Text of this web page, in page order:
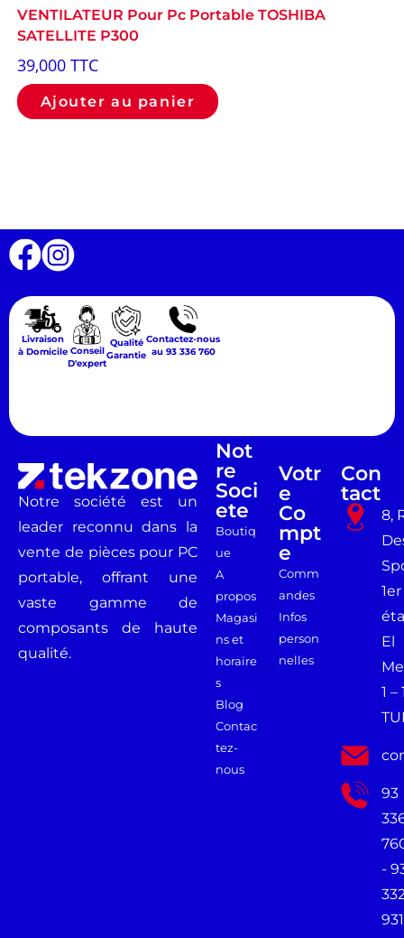
VENTILATEUR Pour Pc Portable TOSHIBA
SATELLITE P300
39,000 TTC
Ajouter au panier
Livraison
à Domicile Conseil
D'expert
Qualité
Garantie
Contactez-nous
au 93 336 760
Notre société est un
leader reconnu dans la
vente de pièces pour PC
portable, offrant une
vaste gamme de
composants de haute
qualité.
Not
Re
Soci
Ete
Boutiq
ue
A
propos
Magasi
ns et
horaire
s
Blog
Contac
tez-
nous
Votr
E
Co
Mpt
E
Comm
andes
Infos
person
nelles
Con
Tact
8,
1er
El
1 –
93
-
931